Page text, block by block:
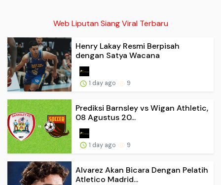
Web Liputan Siang Viral Terbaru
Henry Lakay Resmi Berpisah
dengan Satya Wacana
1 day ago 9
Prediksi Barnsley vs Wigan Athletic,
08 Agustus 20...
1 day ago 9
Alvarez Akan Bicara Dengan Pelatih
Atletico Madrid...